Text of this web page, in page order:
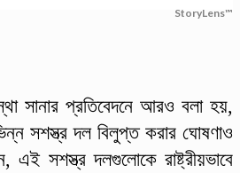
StoryLens™
সানার প্রতিবেদনে আরও বলা হয়,
সশস্ত্র দল বিলুপ্ত করার ঘোষণাও
এই সশস্ত্র দলগুলোকে রাষ্ট্রীয়ভাবে